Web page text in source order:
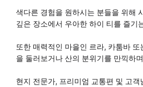
색다른 경험을 원하시는 분들을 위해
깊은 장소에서 우아한 하이 티를 즐기
또한 매력적인 마을인 르라, 카툼바
을 둘러보거나 산의 분위기를 만끽하
현지 전문가, 프리미엄 교통편 및 고